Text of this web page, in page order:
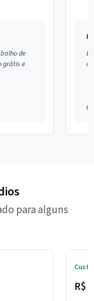
de
grátis e
para alguns
R$